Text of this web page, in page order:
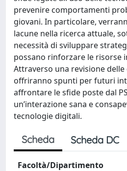
prevenire comportamenti
giovani. In particolare,
lacune nella ricerca attuale,
necessità di sviluppare
possano rinforzare le risorse
Attraverso una revisione delle
offriranno spunti per futuri
affrontare le sfide poste dal
un’interazione sana e
tecnologie digitali.
Scheda Scheda DC
Facoltà/Dipartimento